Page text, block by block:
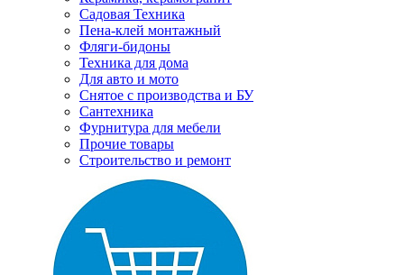
Садовая Техника
Пена-клей монтажный
Фляги-бидоны
Техника для дома
Для авто и мото
Снятое с производства и БУ
Сантехника
Фурнитура для мебели
Прочие товары
Строительство и ремонт